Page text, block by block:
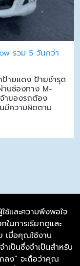
รวม 5 วันกว่า
ายแดง ป้ายชำรุด
านช่องทาง M-
าของรถต้อง
มีความผิดตาม
ช้และความพึงพอใจ
นการเรียกดูและ
เมื่อคุณใช้งาน
เป็นซึ่งจำเป็นสำหรับ
ลง” จะถือว่าคุณ